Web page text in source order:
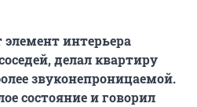
элемент интерьера
делал квартиру
звуконепроницаемой.
состояние и говорил